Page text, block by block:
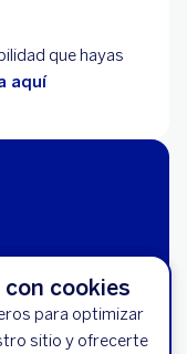
cookies
para optimizar
sitio y ofrecerte
BBVA
en Cuotas
que hayas
aquí